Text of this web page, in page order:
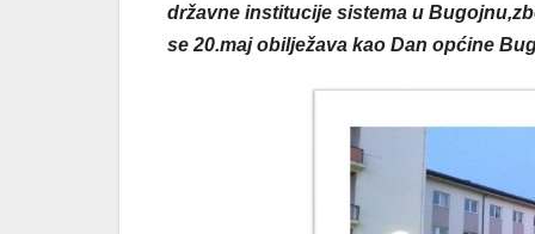
državne institucije sistema u
se 20.maj obilježava kao Dan općine